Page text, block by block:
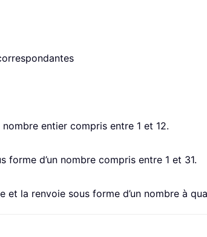
entier compris entre 1 et 12.
forme d’un nombre compris entre 1 et 31.
et la renvoie sous forme d’un nombre à